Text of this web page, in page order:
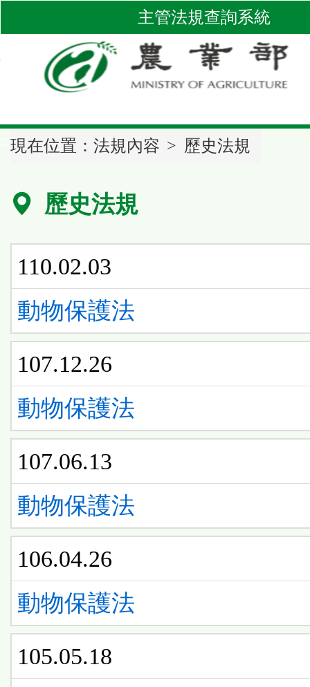
到
區
塊
主管法規查詢系統
現在位置： 法規內容 歷史法規
歷史法規
110.02.03
動物保護法
107.12.26
動物保護法
107.06.13
動物保護法
106.04.26
動物保護法
105.05.18